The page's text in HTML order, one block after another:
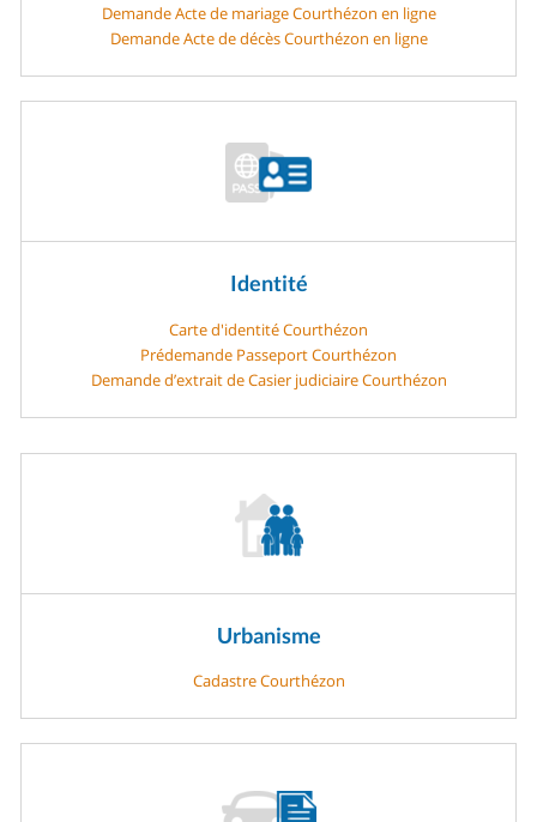
Demande Acte de mariage Courthézon en ligne
Demande Acte de décès Courthézon en ligne
Identité
Carte d'identité Courthézon
Prédemande Passeport Courthézon
Demande d’extrait de Casier judiciaire Courthézon
Urbanisme
Cadastre Courthézon